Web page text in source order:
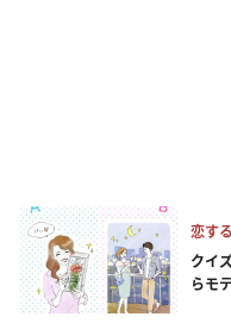
恋する
クイ
らモ